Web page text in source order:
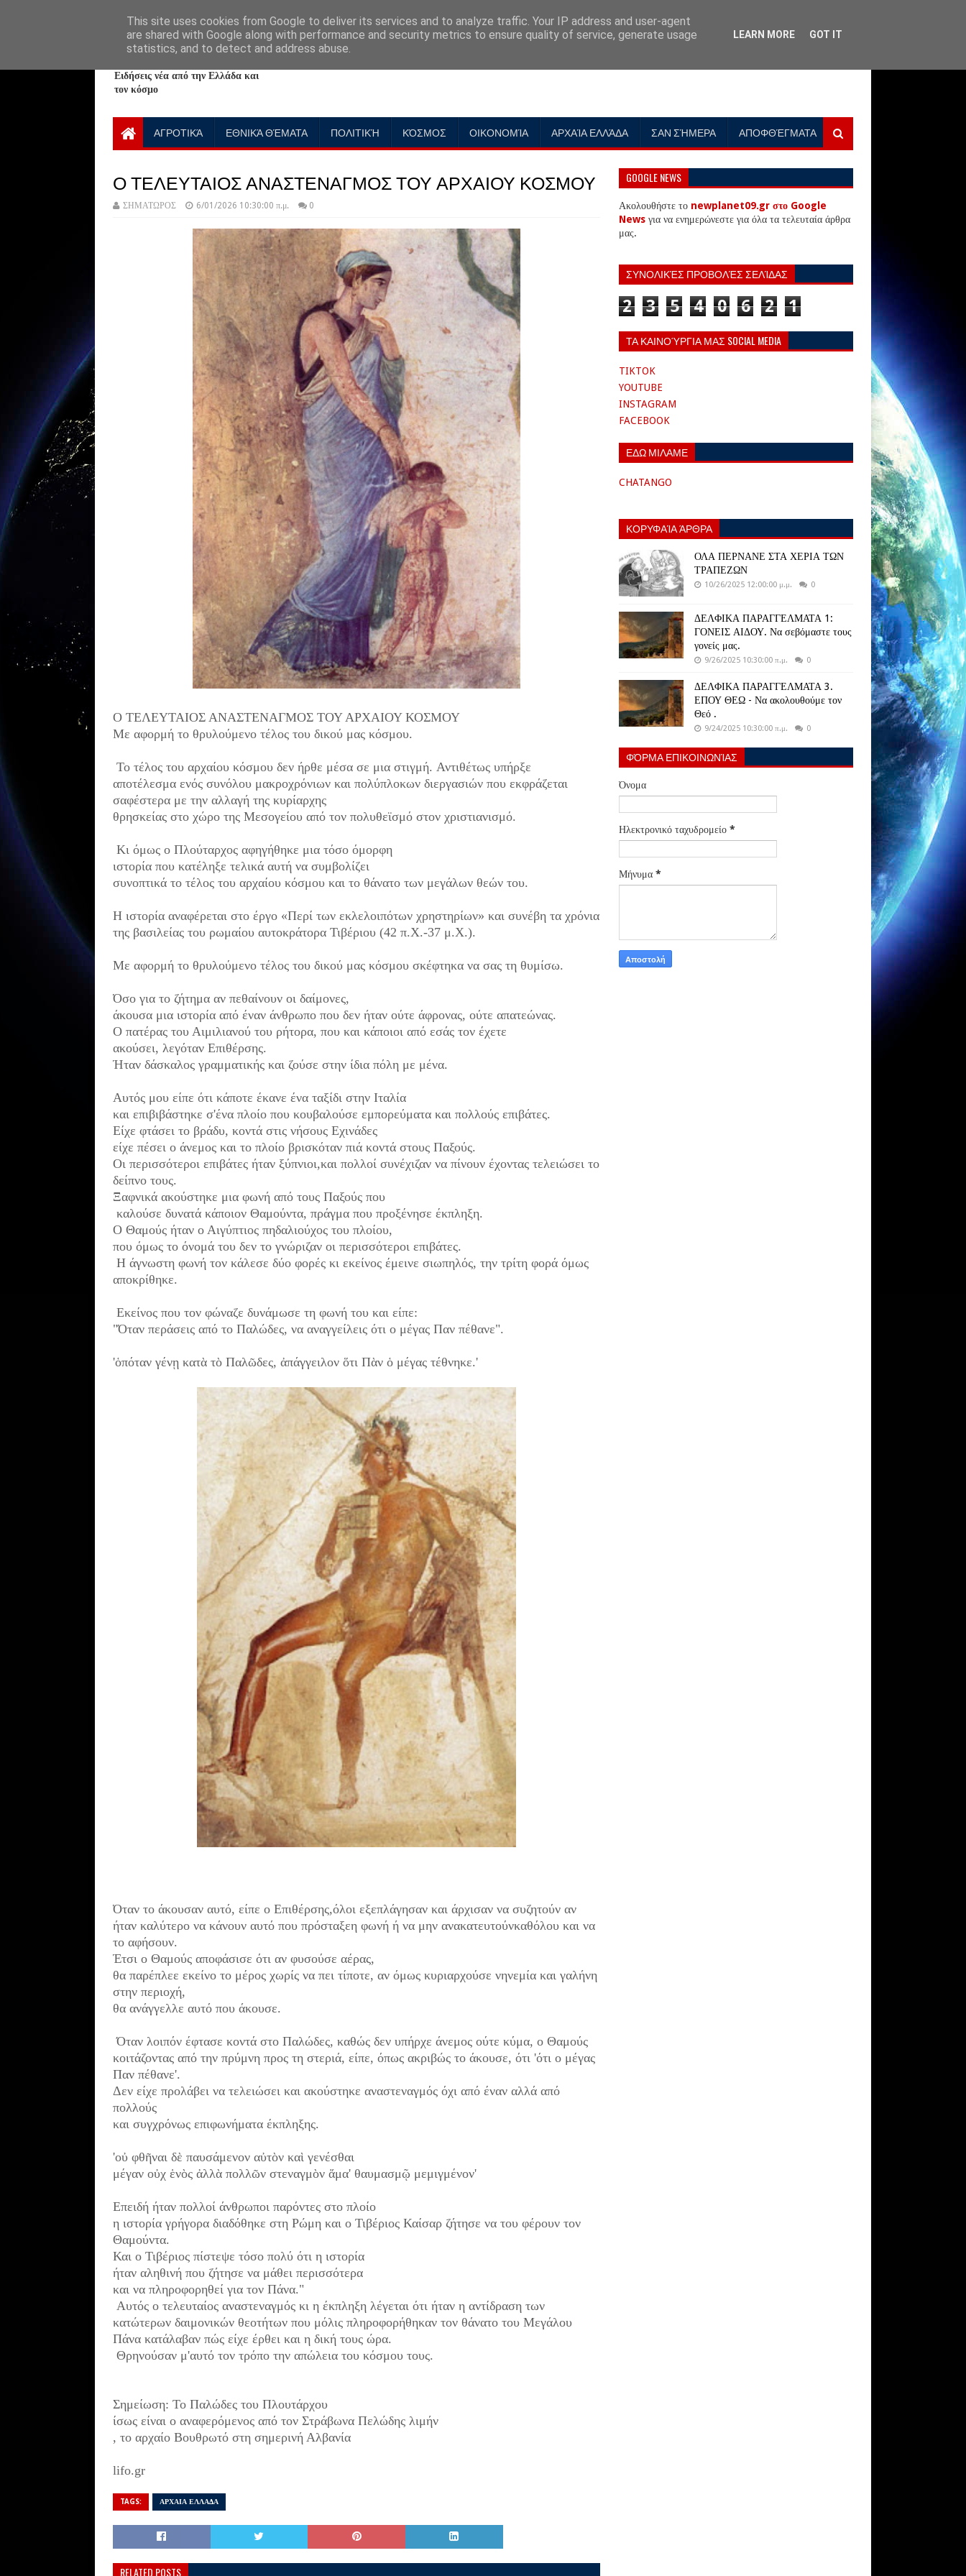
NewPlanet09
Ειδήσεις νέα από την Ελλάδα και
τον κόσμο
ΑΓΡΟΤΙΚΆ ΕΘΝΙΚΆ ΘΈΜΑΤΑ ΠΟΛΙΤΙΚΉ ΚΌΣΜΟΣ ΟΙΚΟΝΟΜΊΑ ΑΡΧΑΊΑ ΕΛΛΆΔΑ ΣΑΝ ΣΉΜΕΡΑ ΑΠΟΦΘΈΓΜΑΤΑ
Ο ΤΕΛΕΥΤΑΙΟΣ ΑΝΑΣΤΕΝΑΓΜΟΣ ΤΟΥ ΑΡΧΑΙΟΥ ΚΟΣΜΟΥ
ΣΗΜΑΤΩΡΟΣ 6/01/2026 10:30:00 π.μ. 0
Ο ΤΕΛΕΥΤΑΙΟΣ ΑΝΑΣΤΕΝΑΓΜΟΣ ΤΟΥ ΑΡΧΑΙΟΥ ΚΟΣΜΟΥ
Με αφορμή το θρυλούμενο τέλος του δικού μας κόσμου.
Το τέλος του αρχαίου κόσμου δεν ήρθε μέσα σε μια στιγμή. Αντιθέτως υπήρξε
αποτέλεσμα ενός συνόλου μακροχρόνιων και πολύπλοκων διεργασιών που εκφράζεται
σαφέστερα με την αλλαγή της κυρίαρχης
θρησκείας στο χώρο της Μεσογείου από τον πολυθεϊσμό στον χριστιανισμό.
Κι όμως ο Πλούταρχος αφηγήθηκε μια τόσο όμορφη
ιστορία που κατέληξε τελικά αυτή να συμβολίζει
συνοπτικά το τέλος του αρχαίου κόσμου και το θάνατο των μεγάλων θεών του.
Η ιστορία αναφέρεται στο έργο «Περί των εκλελοιπότων χρηστηρίων» και συνέβη τα χρόνια
της βασιλείας του ρωμαίου αυτοκράτορα Τιβέριου (42 π.Χ.-37 μ.Χ.).
Με αφορμή το θρυλούμενο τέλος του δικού μας κόσμου σκέφτηκα να σας τη θυμίσω.
Όσο για το ζήτημα αν πεθαίνουν οι δαίμονες,
άκουσα μια ιστορία από έναν άνθρωπο που δεν ήταν ούτε άφρονας, ούτε απατεώνας.
Ο πατέρας του Αιμιλιανού του ρήτορα, που και κάποιοι από εσάς τον έχετε
ακούσει, λεγόταν Επιθέρσης.
Ήταν δάσκαλος γραμματικής και ζούσε στην ίδια πόλη με μένα.
Αυτός μου είπε ότι κάποτε έκανε ένα ταξίδι στην Ιταλία
και επιβιβάστηκε σ'ένα πλοίο που κουβαλούσε εμπορεύματα και πολλούς επιβάτες.
Είχε φτάσει το βράδυ, κοντά στις νήσους Εχινάδες
είχε πέσει ο άνεμος και το πλοίο βρισκόταν πιά κοντά στους Παξούς.
Οι περισσότεροι επιβάτες ήταν ξύπνιοι,και πολλοί συνέχιζαν να πίνουν έχοντας τελειώσει το
δείπνο τους.
Ξαφνικά ακούστηκε μια φωνή από τους Παξούς που
καλούσε δυνατά κάποιον Θαμούντα, πράγμα που προξένησε έκπληξη.
Ο Θαμούς ήταν ο Αιγύπτιος πηδαλιούχος του πλοίου,
που όμως το όνομά του δεν το γνώριζαν οι περισσότεροι επιβάτες.
Η άγνωστη φωνή τον κάλεσε δύο φορές κι εκείνος έμεινε σιωπηλός, την τρίτη φορά όμως
αποκρίθηκε.
Εκείνος που τον φώναζε δυνάμωσε τη φωνή του και είπε:
"Όταν περάσεις από το Παλώδες, να αναγγείλεις ότι ο μέγας Παν πέθανε".
'ὁπόταν γένῃ κατὰ τὸ Παλῶδες, ἀπάγγειλον ὅτι Πὰν ὁ μέγας τέθνηκε.'
Όταν το άκουσαν αυτό, είπε ο Επιθέρσης,όλοι εξεπλάγησαν και άρχισαν να συζητούν αν
ήταν καλύτερο να κάνουν αυτό που πρόσταξεη φωνή ή να μην ανακατευτούνκαθόλου και να
το αφήσουν.
Έτσι ο Θαμούς αποφάσισε ότι αν φυσούσε αέρας,
θα παρέπλεε εκείνο το μέρος χωρίς να πει τίποτε, αν όμως κυριαρχούσε νηνεμία και γαλήνη
στην περιοχή,
θα ανάγγελλε αυτό που άκουσε.
Όταν λοιπόν έφτασε κοντά στο Παλώδες, καθώς δεν υπήρχε άνεμος ούτε κύμα, ο Θαμούς
κοιτάζοντας από την πρύμνη προς τη στεριά, είπε, όπως ακριβώς το άκουσε, ότι 'ότι ο μέγας
Παν πέθανε'.
Δεν είχε προλάβει να τελειώσει και ακούστηκε αναστεναγμός όχι από έναν αλλά από
πολλούς
και συγχρόνως επιφωνήματα έκπληξης.
'οὐ φθῆναι δὲ παυσάμενον αὐτὸν καὶ γενέσθαι
μέγαν οὐχ ἑνὸς ἀλλὰ πολλῶν στεναγμὸν ἅμα' θαυμασμῷ μεμιγμένον'
Επειδή ήταν πολλοί άνθρωποι παρόντες στο πλοίο
η ιστορία γρήγορα διαδόθηκε στη Ρώμη και ο Τιβέριος Καίσαρ ζήτησε να του φέρουν τον
Θαμούντα.
Και ο Τιβέριος πίστεψε τόσο πολύ ότι η ιστορία
ήταν αληθινή που ζήτησε να μάθει περισσότερα
και να πληροφορηθεί για τον Πάνα."
Αυτός ο τελευταίος αναστεναγμός κι η έκπληξη λέγεται ότι ήταν η αντίδραση των
κατώτερων δαιμονικών θεοτήτων που μόλις πληροφορήθηκαν τον θάνατο του Μεγάλου
Πάνα κατάλαβαν πώς είχε έρθει και η δική τους ώρα.
Θρηνούσαν μ'αυτό τον τρόπο την απώλεια του κόσμου τους.
Σημείωση: Το Παλώδες του Πλουτάρχου
ίσως είναι ο αναφερόμενος από τον Στράβωνα Πελώδης λιμήν
, το αρχαίο Βουθρωτό στη σημερινή Αλβανία
lifo.gr
TAGS: ΑΡΧΑΙΑ ΕΛΛΑΔΑ
RELATED POSTS
GOOGLE NEWS
Ακολουθήστε το newplanet09.gr στο Google
News για να ενημερώνεστε για όλα τα τελευταία άρθρα
μας.
ΣΥΝΟΛΙΚΈΣ ΠΡΟΒΟΛΈΣ ΣΕΛΊΔΑΣ
2 3 5 4 0 6 2 1
ΤΑ ΚΑΙΝΟΎΡΓΙΑ ΜΑΣ SOCIAL MEDIA
TIKTOK
YOUTUBE
INSTAGRAM
FACEBOOK
ΕΔΩ ΜΙΛΑΜΕ
CHATANGO
ΚΟΡΥΦΑΊΑ ΆΡΘΡΑ
ΟΛΑ ΠΕΡΝΑΝΕ ΣΤΑ ΧΕΡΙΑ ΤΩΝ
ΤΡΑΠΕΖΩΝ
10/26/2025 12:00:00 μ.μ. 0
ΔΕΛΦΙΚΑ ΠΑΡΑΓΓΕΛΜΑΤΑ 1:
ΓΟΝΕΙΣ ΑΙΔΟΥ. Να σεβόμαστε τους
γονείς μας.
9/26/2025 10:30:00 π.μ. 0
ΔΕΛΦΙΚΑ ΠΑΡΑΓΓΕΛΜΑΤΑ 3.
ΕΠΟΥ ΘΕΩ - Να ακολουθούμε τον
Θεό .
9/24/2025 10:30:00 π.μ. 0
ΦΌΡΜΑ ΕΠΙΚΟΙΝΩΝΊΑΣ
Όνομα
Ηλεκτρονικό ταχυδρομείο *
Μήνυμα *
This site uses cookies from Google to deliver its services and to analyze traffic. Your IP address and user-agent
are shared with Google along with performance and security metrics to ensure quality of service, generate usage
statistics, and to detect and address abuse.
LEARN MORE GOT IT